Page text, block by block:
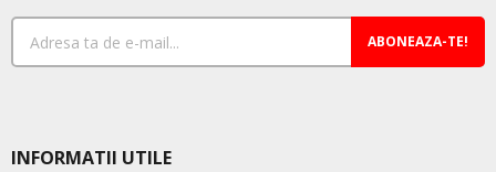
ABONEAZA-TE!
INFORMATII UTILE